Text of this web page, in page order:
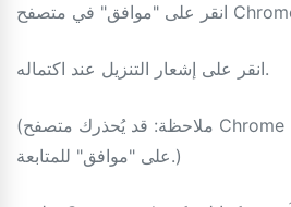
انقر على إشعار التنزيل عند اكتماله.
(ملاحظة: قد يُحذرك متصفح Chrome من ملفات APK - انقر
على "موافق" للمتابعة.)